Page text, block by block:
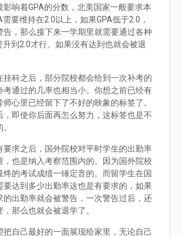
影响着GPA的分数，北美国家一般要求本
需要维持在2.0以上，如果GPA低于2.0，
告，那么接下来一学期里就需要通过各种
升到2.0才行。如果没有达到也就会被退
挂科之后，部分院校都会给到一次补考的
考通过的几率也相当小。你想之前已经有
心里已经留下了不好的映象的标签了。
，即使你后面再怎么努力，这标签也是不
要求之后，国外院校对平时学生的出勤率
，也是纳入考察范围内的。因为国外院校
终的考试成绩一锤定音的。而留学生在国
要达到多少出勤率这也是有要求的，如果
的出勤率就会被警告，一次警告过后，还
那么也就会被退学了。
把自己最好的一面展现给家里，无论自己